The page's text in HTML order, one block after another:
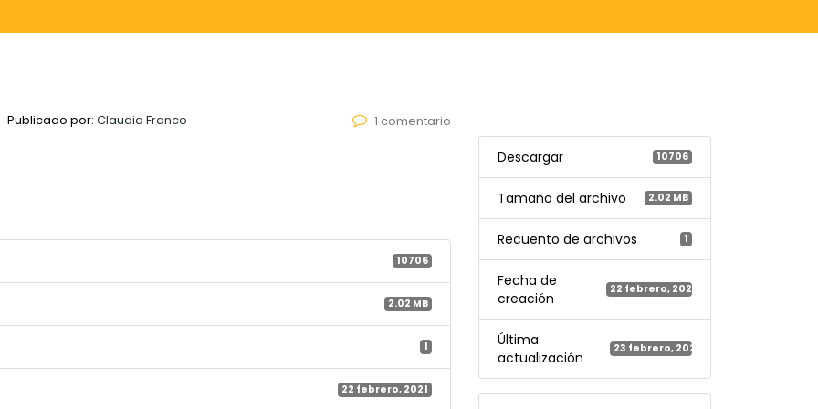
Publicado por: Claudia Franco
1 comentario
10706
2.02 MB
1
22 febrero, 2021
Descargar 10706
Tamaño del archivo 2.02 MB
Recuento de archivos 1
Fecha de
creación
22 febrero, 2021
Última
actualización
23 febrero, 2021